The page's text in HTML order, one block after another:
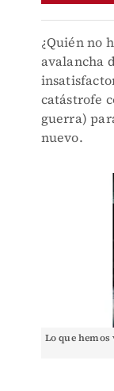
¿Quién no
avalancha
catástrofe
guerra)
nuevo.
Lo que